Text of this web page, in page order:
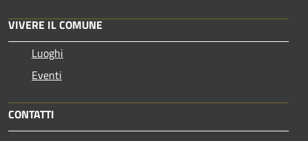
VIVERE IL COMUNE
Luoghi
Eventi
CONTATTI